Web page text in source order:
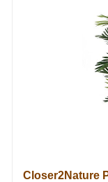
Closer2Nature